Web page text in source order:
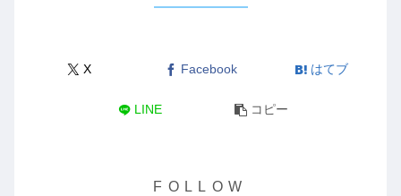
X Facebook はてブ
LINE コピー